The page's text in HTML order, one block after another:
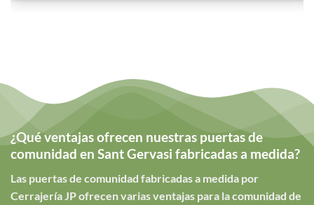
¿Qué ventajas ofrecen nuestras puertas de
comunidad en Sant Gervasi fabricadas a medida?
Las puertas de comunidad fabricadas a medida por
Cerrajería JP ofrecen varias ventajas para la comunidad de